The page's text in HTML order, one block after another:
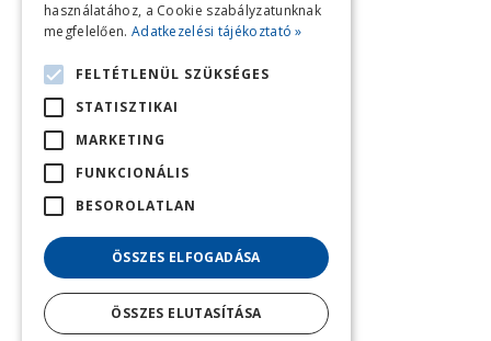
használatához, a Cookie szabályzatunknak
megfelelően. Adatkezelési tájékoztató »
FELTÉTLENÜL SZÜKSÉGES
STATISZTIKAI
MARKETING
FUNKCIONÁLIS
BESOROLATLAN
ÖSSZES ELFOGADÁSA
ÖSSZES ELUTASÍTÁSA